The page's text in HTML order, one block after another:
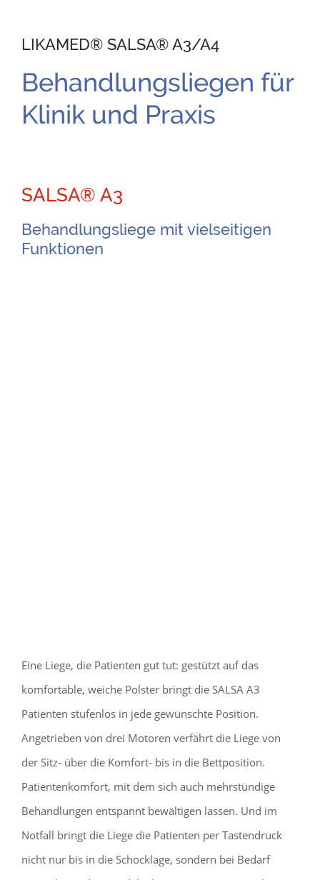
LIKAMED® SALSA® A3/A4
Behandlungsliegen für
Klinik und Praxis
SALSA® A3
Behandlungsliege mit vielseitigen
Funktionen
Eine Liege, die Patienten gut tut: gestützt auf das
komfortable, weiche Polster bringt die SALSA A3
Patienten stufenlos in jede gewünschte Position.
Angetrieben von drei Motoren verfährt die Liege von
der Sitz- über die Komfort- bis in die Bettposition.
Patientenkomfort, mit dem sich auch mehrstündige
Behandlungen entspannt bewältigen lassen. Und im
Notfall bringt die Liege die Patienten per Tastendruck
nicht nur bis in die Schocklage, sondern bei Bedarf